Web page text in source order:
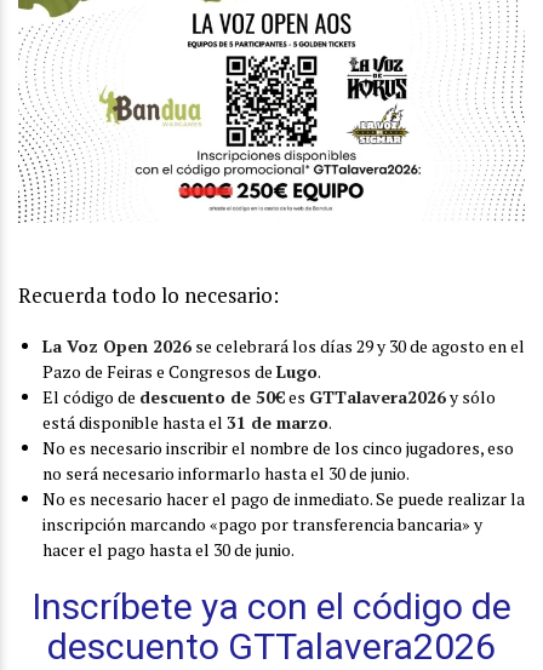
Recuerda todo lo necesario:
La Voz Open 2026 se celebrará los días 29 y 30 de agosto en el
Pazo de Feiras e Congresos de Lugo.
El código de descuento de 50€es GTTalavera2026y sólo
está disponible hasta el 31 de marzo.
No es necesario inscribir el nombre de los cinco jugadores, eso
no será necesario informarlo hasta el 30 de junio.
No es necesario hacer el pago de inmediato. Se puede realizar la
inscripción marcando «pago por transferencia bancaria» y
hacer el pago hasta el 30 de junio.
Inscríbete ya con el código de
descuento GTTalavera2026